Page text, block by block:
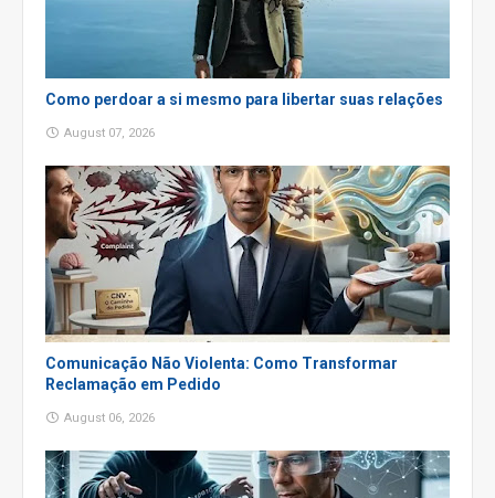
Como perdoar a si mesmo para libertar suas relações
August 07, 2026
Comunicação Não Violenta: Como Transformar
Reclamação em Pedido
August 06, 2026